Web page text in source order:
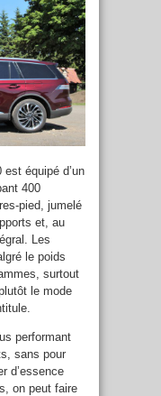
équipé d’un
400
pied, jumelé
et, au
Les
le poids
surtout
le mode
performant
sans pour
d’essence
on peut faire